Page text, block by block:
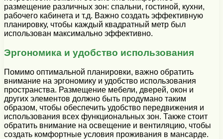
размещение различных зон: спальни, гостиной, кухни,
рабочего кабинета и т.д. Важно создать эффективную
планировку, чтобы каждый квадратный метр был
использован максимально эффективно.
Эргономика и удобство использования
Помимо оптимальной планировки, важно обратить
внимание на эргономику и удобство использования
пространства. Размещение мебели, дверей, окон и
других элементов должно быть продумано таким
образом, чтобы обеспечить удобство передвижения и
использования всех функциональных зон. Также стоит
обратить внимание на освещение и вентиляцию, чтобы
создать комфортные условия проживания в мансарде.